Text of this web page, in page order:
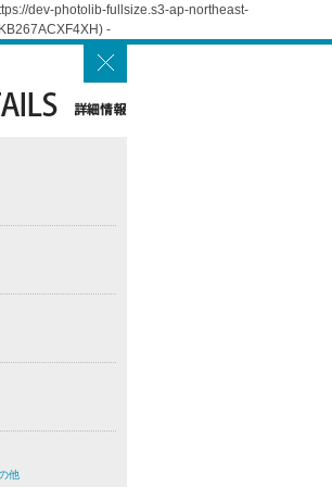
dev-photolib-fullsize.s3-ap-northeast-
-
他